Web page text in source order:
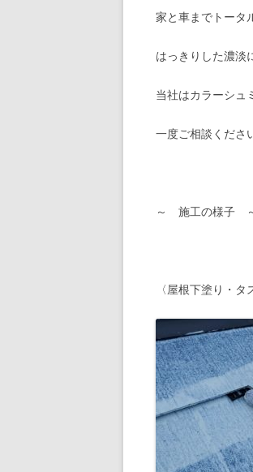
家と車までトータ
はっきりした濃淡
当社はカラーシュ
一度ご相談くださ
～ 施工の様子
〈屋根下塗り・タ